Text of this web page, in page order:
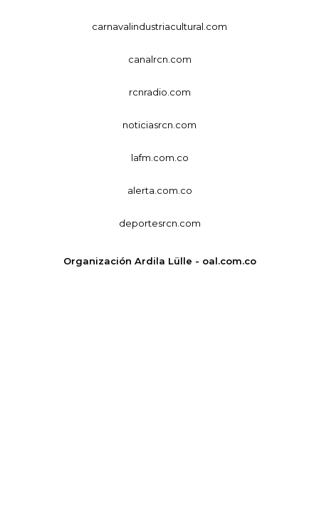
carnavalindustriacultural.com
canalrcn.com
rcnradio.com
noticiasrcn.com
lafm.com.co
alerta.com.co
deportesrcn.com
Organización Ardila Lülle - oal.com.co